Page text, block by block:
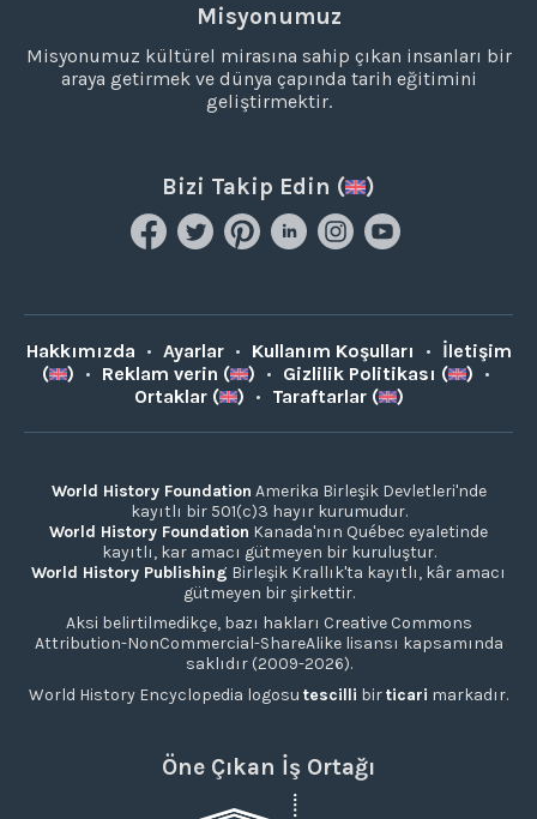
Misyonumuz
Misyonumuz kültürel mirasına sahip çıkan insanları bir
araya getirmek ve dünya çapında tarih eğitimini
geliştirmektir.
Bizi Takip Edin ( )
Hakkımızda • Ayarlar • Kullanım Koşulları • İletişim
(
) • Reklam verin ( ) • Gizlilik Politikası ( ) •
Ortaklar (
) • Taraftarlar ( )
World History Foundation Amerika Birleşik Devletleri'nde
kayıtlı bir 501(c)3 hayır kurumudur.
World History Foundation Kanada'nın Québec eyaletinde
kayıtlı, kar amacı gütmeyen bir kuruluştur.
World History Publishing Birleşik Krallık'ta kayıtlı, kâr amacı
gütmeyen bir şirkettir.
Aksi belirtilmedikçe, bazı hakları Creative Commons
Attribution-NonCommercial-ShareAlike lisansı kapsamında
saklıdır (2009-2026).
World History Encyclopedia logosu tescilli birticari markadır.
Öne Çıkan İş Ortağı